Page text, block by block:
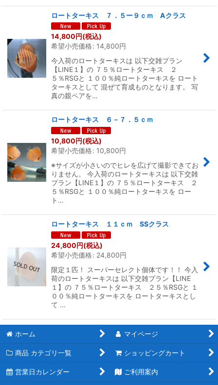
ロートターキス ７．５ー９ｃｍ Aクラス
14,800円(税込)
希望小売価格: 14,800円
今入荷のロートターキスは 以下交雑プラン
【LINE１】の ７５％ロートターキス ２
５％RSGと １００％純ロートターキスを ロート
ターキスとして 混ぜて育成ものとなります。 写
真の親ペアを…
ロートターキス ６－７．５ｃｍ
10,800円(税込)
希望小売価格: 10,800円
※サイズが小さいのでヒレを広げて撮影できてお
りません。 今入荷のロートターキスは 以下交雑
プラン【LINE１】の ７５％ロートターキス ２
５％RSGと １００％純ロートターキスを ロー
ト…
ロートターキス １１ｃｍ SSクラス
24,800円(税込)
希望小売価格: 24,800円
限定１匹！ スーパーセレクト個体です！！ 今入
荷のロートターキスは 以下交雑プラン【LINE
１】の ７５％ロートターキス ２５％RSGと １
００％純ロートターキスを ロートターキスとし
て …
ホーム マイページ
商品 カテゴリ一覧 ショッピングカート
営業日カレンダー ご利用案内